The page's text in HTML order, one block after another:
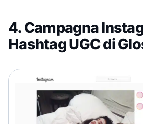
4. Campagna
Hashtag UGC di